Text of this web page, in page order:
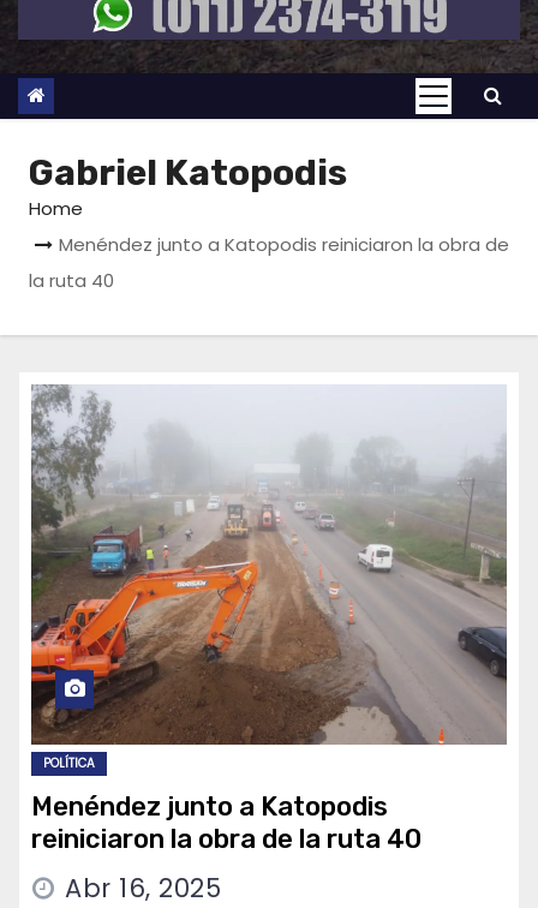
Gabriel Katopodis
Home
Menéndez junto a Katopodis reiniciaron la obra de
la ruta 40
POLÍTICA
Menéndez junto a Katopodis
reiniciaron la obra de la ruta 40
Abr 16, 2025